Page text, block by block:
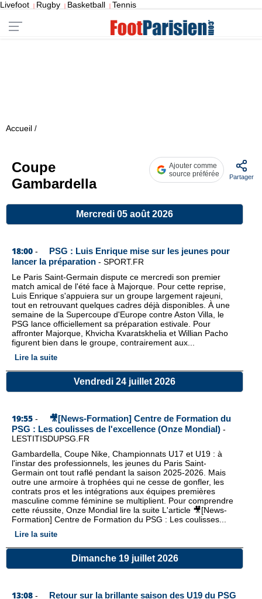
Livefoot | Rugby | Basketball | Tennis
Accueil /
Coupe
Gambardella
Ajouter comme
source préférée
Partager
Mercredi 05 août 2026
18:00 -
PSG : Luis Enrique mise sur les jeunes pour
lancer la préparation - SPORT.FR
Le Paris Saint-Germain dispute ce mercredi son premier
match amical de l'été face à Majorque. Pour cette reprise,
Luis Enrique s'appuiera sur un groupe largement rajeuni,
tout en retrouvant quelques cadres déjà disponibles. À une
semaine de la Supercoupe d'Europe contre Aston Villa, le
PSG lance officiellement sa préparation estivale. Pour
affronter Majorque, Khvicha Kvaratskhelia et Willian Pacho
figurent bien dans le groupe, contrairement aux...
Lire la suite
Vendredi 24 juillet 2026
19:55 -
🎥[News-Formation] Centre de Formation du
PSG : Les coulisses de l'excellence (Onze Mondial) -
LESTITISDUPSG.FR
Gambardella, Coupe Nike, Championnats U17 et U19 : à
l'instar des professionnels, les jeunes du Paris Saint-
Germain ont tout raflé pendant la saison 2025-2026. Mais
outre une armoire à trophées qui ne cesse de gonfler, les
contrats pros et les intégrations aux équipes premières
masculine comme féminine se multiplient. Pour comprendre
cette réussite, Onze Mondial lire la suite L'article 🎥[News-
Formation] Centre de Formation du PSG : Les coulisses...
Lire la suite
Dimanche 19 juillet 2026
13:08 -
Retour sur la brillante saison des U19 du PSG